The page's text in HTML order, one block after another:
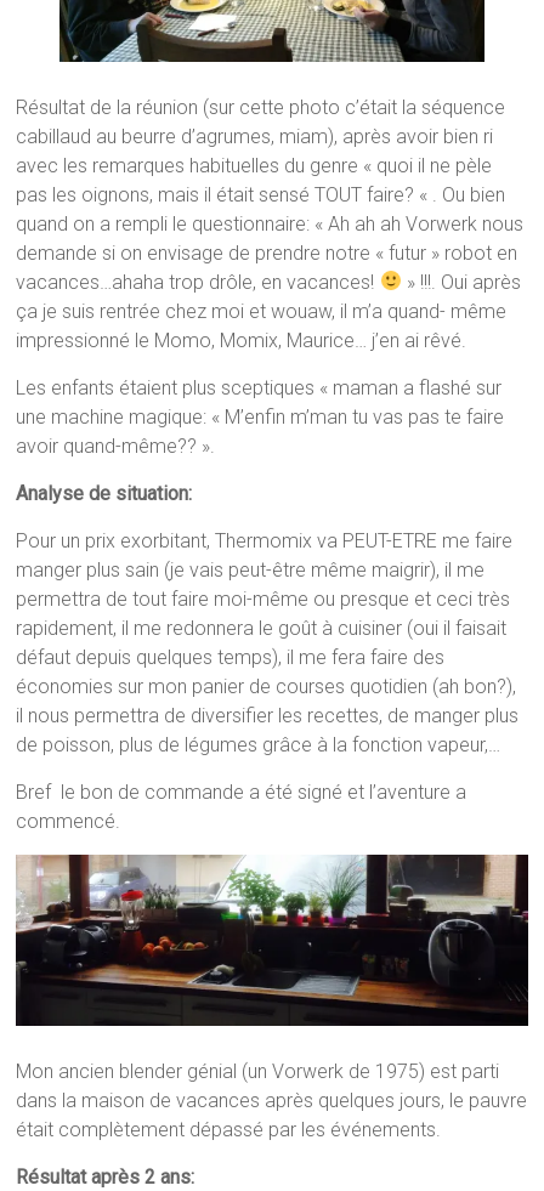
Résultat de la réunion (sur cette photo c’était la séquence
cabillaud au beurre d’agrumes, miam), après avoir bien ri
avec les remarques habituelles du genre « quoi il ne pèle
pas les oignons, mais il était sensé TOUT faire? « . Ou bien
quand on a rempli le questionnaire: « Ah ah ah Vorwerk nous
demande si on envisage de prendre notre « futur » robot en
vacances…ahaha trop drôle, en vacances!
» !!!. Oui après
ça je suis rentrée chez moi et wouaw, il m’a quand- même
impressionné le Momo, Momix, Maurice… j’en ai rêvé.
Les enfants étaient plus sceptiques « maman a flashé sur
une machine magique: « M’enfin m’man tu vas pas te faire
avoir quand-même?? ».
Analyse de situation:
Pour un prix exorbitant, Thermomix va PEUT-ETRE me faire
manger plus sain (je vais peut-être même maigrir), il me
permettra de tout faire moi-même ou presque et ceci très
rapidement, il me redonnera le goût à cuisiner (oui il faisait
défaut depuis quelques temps), il me fera faire des
économies sur mon panier de courses quotidien (ah bon?),
il nous permettra de diversifier les recettes, de manger plus
de poisson, plus de légumes grâce à la fonction vapeur,…
Bref le bon de commande a été signé et l’aventure a
commencé.
Mon ancien blender génial (un Vorwerk de 1975) est parti
dans la maison de vacances après quelques jours, le pauvre
était complètement dépassé par les événements.
Résultat après 2 ans: